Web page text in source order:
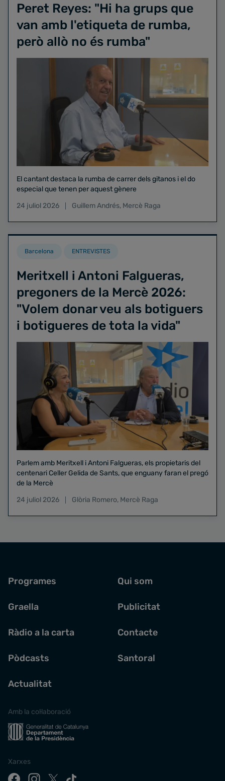
Peret Reyes: "Hi ha grups que
van amb l'etiqueta de rumba,
però allò no és rumba"
El cantant destaca la rumba de carrer dels gitanos i el do
especial que tenen per aquest gènere
24 juliol 2026
Guillem Andrés, Mercè Raga
Barcelona ENTREVISTES
Meritxell i Antoni Falgueras,
pregoners de la Mercè 2026:
"Volem donar veu als botiguers
i botigueres de tota la vida"
Parlem amb Meritxell i Antoni Falgueras, els propietaris del
centenari Celler Gelida de Sants, que enguany faran el pregó
de la Mercè
24 juliol 2026
Glòria Romero, Mercè Raga
Programes
Graella
Ràdio a la carta
Pòdcasts
Actualitat
Qui som
Publicitat
Contacte
Santoral
Amb la col·laboració
Xarxes